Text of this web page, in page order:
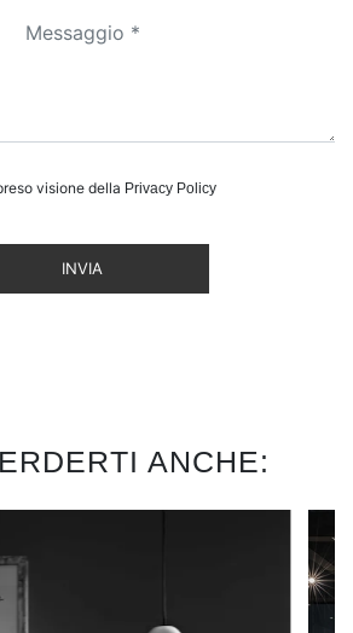
visione della Privacy Policy
INVIA
ANCHE: